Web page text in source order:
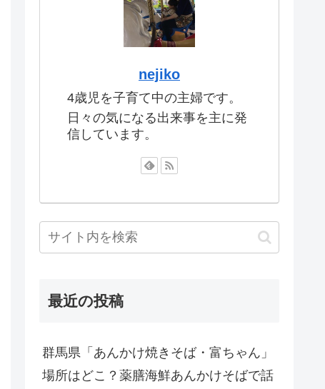
nejiko
4歳児を子育て中の主婦です。
日々の気になる出来事を主に発
信しています。
最近の投稿
群馬県「あんかけ焼きそば・富ちゃん」
場所はどこ？薬膳海鮮あんかけそばで話